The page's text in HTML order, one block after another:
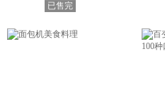
已售完